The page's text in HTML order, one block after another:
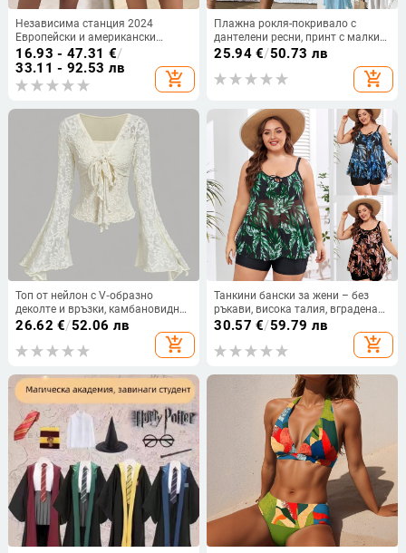
Независима станция 2024
Европейски и американски
външен търговски нов елегантен
гащеризон за жени
16.93 - 47.31 €/
33.11 - 92.53 лв
add_shopping_cart
Плажна рокля-покривало с
дантелени ресни, принт с малки
цветчета, полиестер, акрилова
подплата, 238 g/m², за възрастни
жени
25.94€/50.73 лв
add_shopping_cart
Топ от нейлон с V‑образно
деколте и връзки, камбановидни
ръкави, тясна кройка
26.62 €/52.06 лв
add_shopping_cart
Танкини бански за жени – без
ръкави, висока талия, вградена
подпора за бюста, полиестерна
материя с подплата полиестер-
спандекс, здрав
30.57 €/59.79 лв
add_shopping_cart